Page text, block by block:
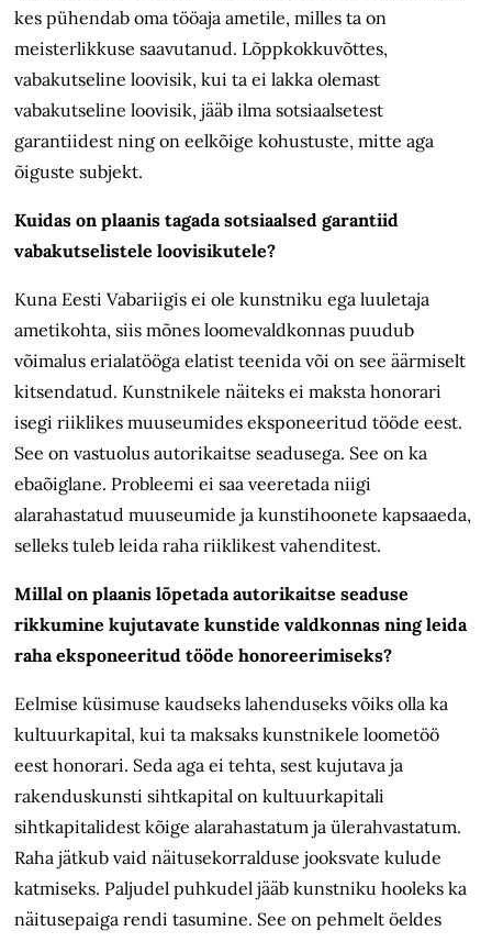
kes pühendab oma tööaja ametile, milles ta on
meisterlikkuse saavutanud. Lõppkokkuvõttes,
vabakutseline loovisik, kui ta ei lakka olemast
vabakutseline loov­isik, jääb ilma sotsiaalsetest
garantiidest ning on eelkõige kohustuste, mitte aga
õiguste subjekt.
Kuidas on plaanis tagada sotsiaalsed garantiid
vabakutselistele loov­isikutele?
Kuna Eesti Vabariigis ei ole kunstniku ega luuletaja
ametikohta, siis mõnes loomevaldkonnas puudub
võimalus erialatööga elatist teenida või on see äärmiselt
kitsendatud. Kunstnikele näiteks ei maksta honorari
isegi riiklikes muuseumides eksponeeritud tööde eest.
See on vastuolus autorikaitse seadusega. See on ka
ebaõiglane. Probleemi ei saa veeretada niigi
alarahastatud muuseumide ja kunstihoonete kapsaaeda,
selleks tuleb leida raha riiklikest vahenditest.
Millal on plaanis lõpetada autorikaitse seaduse
rikkumine kujutavate kunstide valdkonnas ning leida
raha eksponeeritud tööde honoreeri­miseks?
Eelmise küsimuse kaudseks lahenduseks võiks olla ka
kultuurkapital, kui ta maksaks kunstnikele loometöö
eest honorari. Seda aga ei tehta, sest kujutava ja
rakenduskunsti sihtkapital on kultuurkapitali
sihtkapitalidest kõige alarahastatum ja ülerahvastatum.
Raha jätkub vaid näitusekorralduse jooksvate kulude
katmiseks. Paljudel puhkudel jääb kunstniku hooleks ka
näitusepaiga rendi tasumine. See on pehmelt öeldes